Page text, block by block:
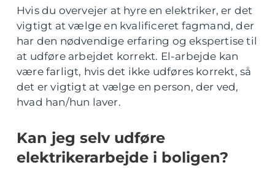
Hvis du overvejer at hyre en elektriker, er det
vigtigt at vælge en kvalificeret fagmand, der
har den nødvendige erfaring og ekspertise til
at udføre arbejdet korrekt. El-arbejde kan
være farligt, hvis det ikke udføres korrekt, så
det er vigtigt at vælge en person, der ved,
hvad han/hun laver.
Kan jeg selv udføre
elektrikerarbejde i boligen?